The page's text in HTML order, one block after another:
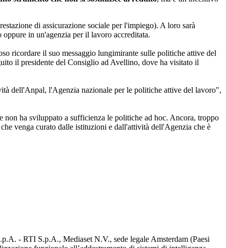
di assicurazione sociale per l'impiego). A loro sarà
in un'agenzia per il lavoro accreditata.
ricordare il suo messaggio lungimirante sulle politiche attive del
il presidente del Consiglio ad Avellino, dove ha visitato il
dell'Anpal, l'Agenzia nazionale per le politiche attive del lavoro",
non ha sviluppato a sufficienza le politiche ad hoc. Ancora, troppo
venga curato dalle istituzioni e dall'attività dell'Agenzia che è
- RTI S.p.A., Mediaset N.V., sede legale Amsterdam (Paesi